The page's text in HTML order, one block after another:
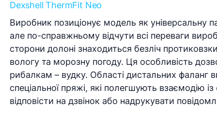
Dexshell ThermFit Neo
Виробник позиціонує модель як універсальну
але по-справжньому відчути всі переваги
сторони долоні знаходиться безліч
вологу та морозну погоду. Ця особливість
рибалкам – вудку. Області дистальних фаланг
спеціальної пряжі, які полегшують взаємодію
відповісти на дзвінок або надрукувати